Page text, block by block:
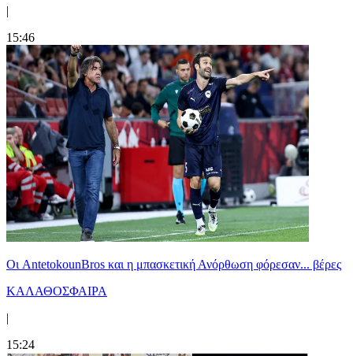
|
15:46
Oι AntetokounBros και η μπασκετική Ανόρθωση φόρεσαν... βέρες
ΚΑΛΑΘΟΣΦΑΙΡΑ
|
15:24